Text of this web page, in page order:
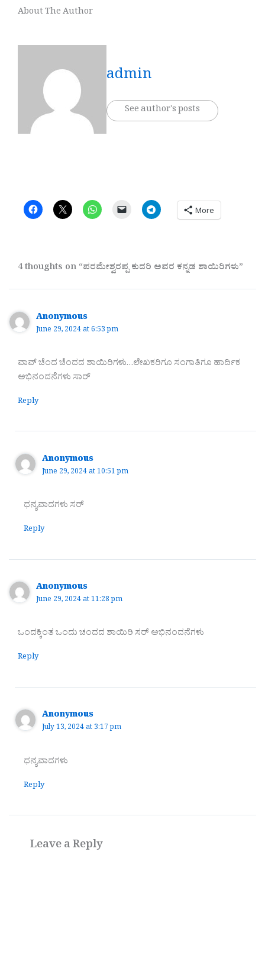
About The Author
admin
See author's posts
More
4 thoughts on “ಪರಮೇಶ್ವರಪ್ಪ ಕುದರಿ ಅವರ ಕನ್ನಡ ಶಾಯಿರಿಗಳು”
Anonymous
June 29, 2024 at 6:53 pm
ವಾವ್ ಚೆಂದ ಚೆಂದದ ಶಾಯಿರಿಗಳು…ಲೇಖಕರಿಗೂ ಸಂಗಾತಿಗೂ ಹಾರ್ದಿಕ
ಅಭಿನಂದನೆಗಳು ಸಾರ್
Reply
Anonymous
June 29, 2024 at 10:51 pm
ಧನ್ಯವಾದಗಳು ಸರ್
Reply
Anonymous
June 29, 2024 at 11:28 pm
ಒಂದಕ್ಕಿಂತ ಒಂದು ಚಂದದ ಶಾಯಿರಿ ಸರ್ ಅಭಿನಂದನೆಗಳು
Reply
Anonymous
July 13, 2024 at 3:17 pm
ಧನ್ಯವಾದಗಳು
Reply
Leave a Reply